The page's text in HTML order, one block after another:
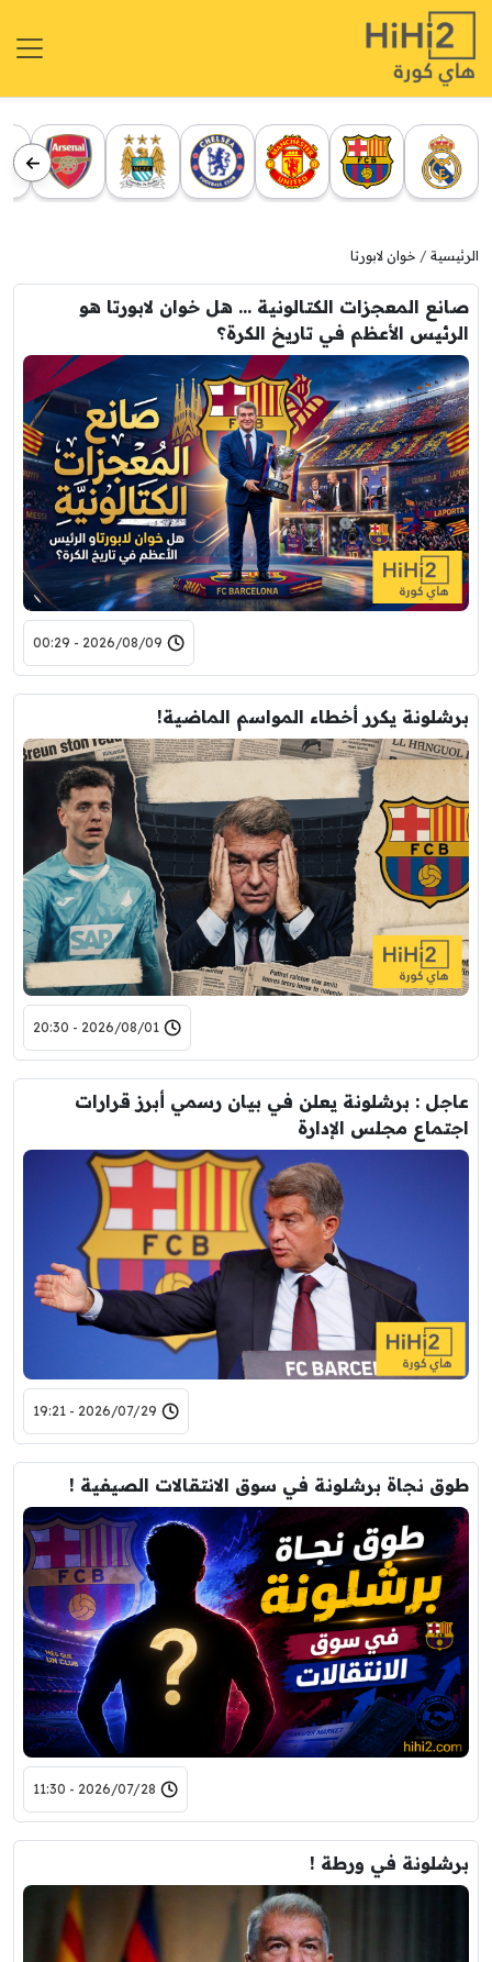
الرئيسية خوان لابورتا
صانع المعجزات الكتالونية … هل خوان لابورتا هو
الرئيس الأعظم في تاريخ الكرة؟
2026/08/09 - 00:29
برشلونة يكرر أخطاء المواسم الماضية!
2026/08/01 - 20:30
عاجل : برشلونة يعلن في بيان رسمي أبرز قرارات
اجتماع مجلس الإدارة
2026/07/29 - 19:21
طوق نجاة برشلونة في سوق الانتقالات الصيفية !
2026/07/28 - 11:30
برشلونة في ورطة !